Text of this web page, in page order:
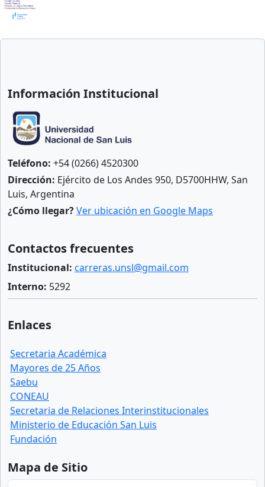
Información Institucional
Teléfono: +54 (0266) 4520300
Dirección: Ejército de Los Andes 950, D5700HHW, San
Luis, Argentina
¿Cómo llegar?Ver ubicación en Google Maps
Contactos frecuentes
Institucional: carreras.unsl@gmail.com
Interno: 5292
Enlaces
Secretaria Académica
Mayores de 25 Años
Saebu
CONEAU
Secretaria de Relaciones Interinstitucionales
Ministerio de Educación San Luis
Fundación
Mapa de Sitio